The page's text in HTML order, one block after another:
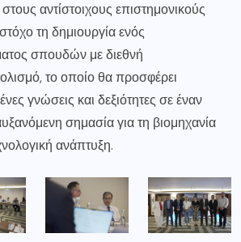
αντίστοιχους επιστημονικούς
τη δημιουργία ενός
σπουδών με διεθνή
το οποίο θα προσφέρει
γνώσεις και δεξιότητες σε έναν
σημασία για τη βιομηχανία
ανάπτυξη.